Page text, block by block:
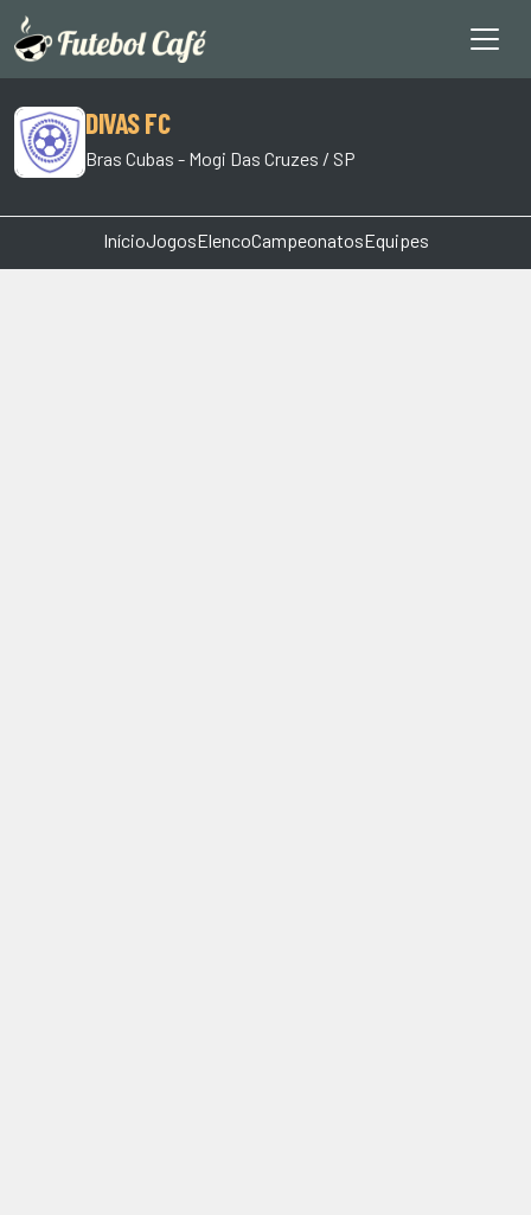
DIVAS FC
Bras Cubas - Mogi Das Cruzes / SP
InícioJogosElencoCampeonatosEquipes